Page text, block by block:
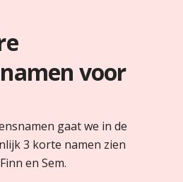
voor
gaat we in de
3 korte namen zien
en Sem.